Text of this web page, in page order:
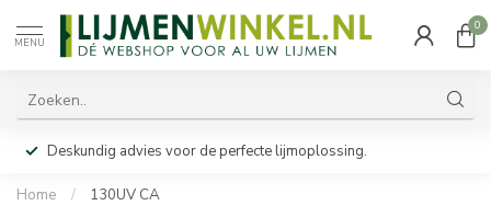
MENU
0
Deskundig advies voor de perfecte lijmoplossing.
Home / 130UV CA